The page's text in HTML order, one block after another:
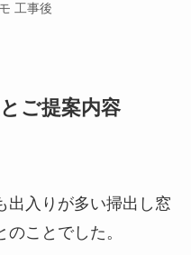
工事後
ご提案内容
出入りが多い掃出し窓
ことでした。